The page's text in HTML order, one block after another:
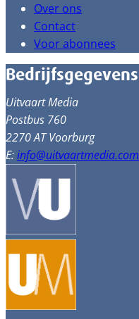
Over ons
Contact
Voor abonnees
Bedrijfsgegevens
Uitvaart Media
Postbus 760
2270 AT Voorburg
E:info@uitvaartmedia.com